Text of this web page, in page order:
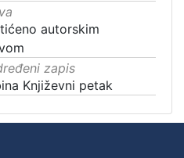
autorskim
zapis
Književni petak